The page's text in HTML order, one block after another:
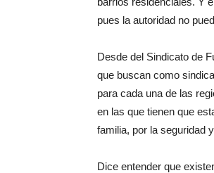
pues la autoridad no
Desde del Sindicato de
que buscan como
para cada una de las
en las que tienen que
familia, por la seguridad
Dice entender que